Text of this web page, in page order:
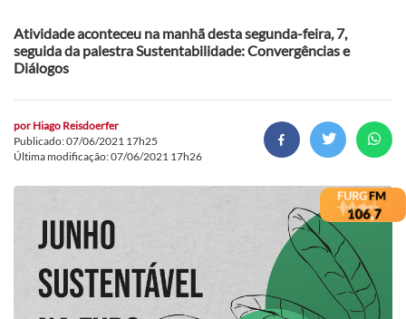
Atividade aconteceu na manhã desta segunda-feira, 7,
seguida da palestra Sustentabilidade: Convergências e
Diálogos
por Hiago Reisdoerfer
Publicado: 07/06/2021 17h25
Última modificação: 07/06/2021 17h26